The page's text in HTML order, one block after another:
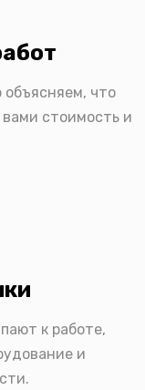
что
стоимость и
к работе,
и